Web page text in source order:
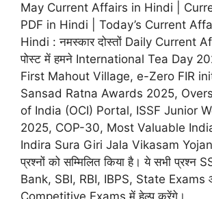
May Current Affairs in Hindi |
PDF in Hindi | Today’s Current
Hindi : नमस्कार दोस्तों Daily Current
पोस्ट में हमने International Tea Day
First Mahout Village, e-Zero FIR
Sansad Ratna Awards 2025,
of India (OCI) Portal, ISSF Junior
2025, COP-30, Most Valuable
Indira Sura Giri Jala Vikasam
प्रश्नों को सम्मिलित किया है। ये सभी प्रश्न
Bank, SBI, RBI, IBPS, State Exams